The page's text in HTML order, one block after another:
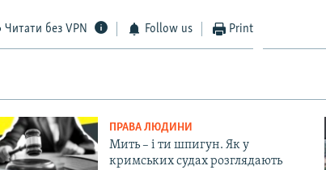
Читати без VPN Follow us Print
ПРАВА ЛЮДИНИ
Мить – і ти шпигун. Як у
кримських судах розглядають